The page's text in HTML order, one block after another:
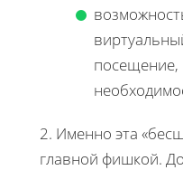
посещение,
2. Именно эта
главной фишкой.